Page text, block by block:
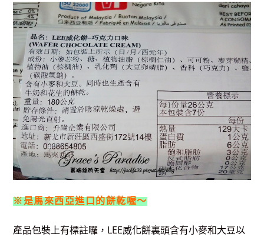
※是馬來西亞進口的餅乾喔～
產品包裝上有標註囉，LEE威化餅裏頭含有小麥和大豆以